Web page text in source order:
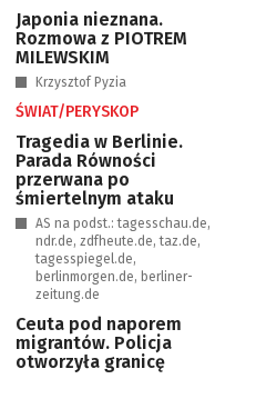
Japonia nieznana.
Rozmowa z PIOTREM
MILEWSKIM
Krzysztof Pyzia
ŚWIAT/PERYSKOP
Tragedia w Berlinie.
Parada Równości
przerwana po
śmiertelnym ataku
AS na podst.: tagesschau.de,
ndr.de, zdfheute.de, taz.de,
tagesspiegel.de,
berlinmorgen.de, berliner-
zeitung.de
Ceuta pod naporem
migrantów. Policja
otworzyła granicę